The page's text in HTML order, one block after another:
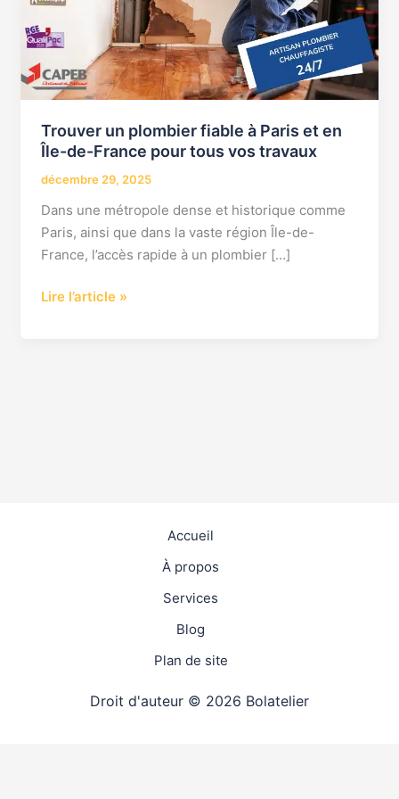
Trouver un plombier fiable à Paris et en
Île-de-France pour tous vos travaux
décembre 29, 2025
Dans une métropole dense et historique comme
Paris, ainsi que dans la vaste région Île-de-
France, l’accès rapide à un plombier […]
et
en
Île-
de-
France
tous
vos
travaux
Lire l’article »
Accueil
À propos
Services
Blog
Plan de site
Droit d'auteur © 2026 Bolatelier